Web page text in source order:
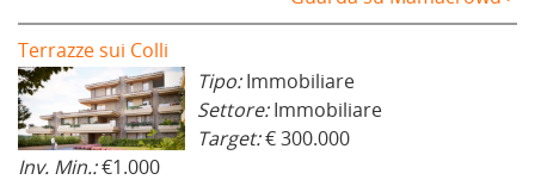
Terrazze sui Colli
Tipo:Immobiliare
Settore:Immobiliare
Target:€ 300.000
Inv. Min.:€1.000